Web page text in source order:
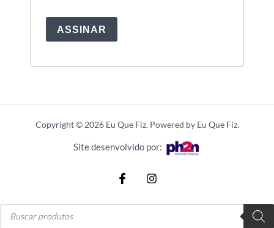
ASSINAR
Copyright © 2026 Eu Que Fiz. Powered by Eu Que Fiz.
Site desenvolvido por:
Pesquisar
produtos